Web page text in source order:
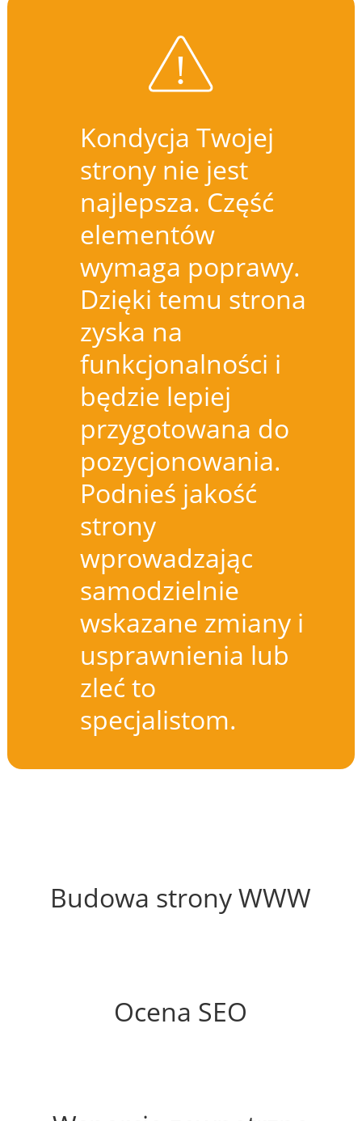
Kondycja Twojej
strony nie jest
najlepsza. Część
elementów
wymaga poprawy.
Dzięki temu strona
zyska na
funkcjonalności i
będzie lepiej
przygotowana do
pozycjonowania.
Podnieś jakość
strony
wprowadzając
samodzielnie
wskazane zmiany i
usprawnienia lub
zleć to
specjalistom.
Budowa strony WWW
Ocena SEO